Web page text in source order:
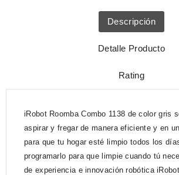
Descripción
Detalle Producto
Rating
iRobot Roomba Combo 1138 de color gris
aspirar y fregar de manera eficiente y en
para que tu hogar esté limpio todos los
programarlo para que limpie cuando tú
de experiencia e innovación robótica